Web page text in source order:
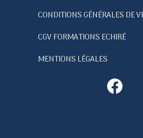
CONDITIONS GÉNÉRALES DE
CGV FORMATIONS ECHIRÉ
MENTIONS LÉGALES